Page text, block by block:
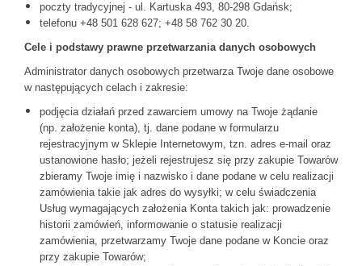
poczty tradycyjnej - ul. Kartuska 493, 80-298 Gdańsk;
telefonu +48 501 628 627; +48 58 762 30 20.
Cele i podstawy prawne przetwarzania danych osobowych
Administrator danych osobowych przetwarza Twoje dane osobowe
w następujących celach i zakresie:
podjęcia działań przed zawarciem umowy na Twoje żądanie
(np. założenie konta), tj. dane podane w formularzu
rejestracyjnym w Sklepie Internetowym, tzn. adres e-mail oraz
ustanowione hasło; jeżeli rejestrujesz się przy zakupie Towarów
zbieramy Twoje imię i nazwisko i dane podane w celu realizacji
zamówienia takie jak adres do wysyłki; w celu świadczenia
Usług wymagających założenia Konta takich jak: prowadzenie
historii zamówień, informowanie o statusie realizacji
zamówienia, przetwarzamy Twoje dane podane w Koncie oraz
przy zakupie Towarów;